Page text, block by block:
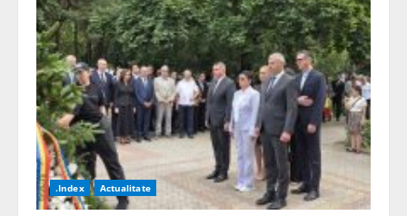
.Index Actualitate